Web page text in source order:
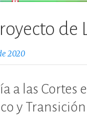
de
2020
a las Cortes
y